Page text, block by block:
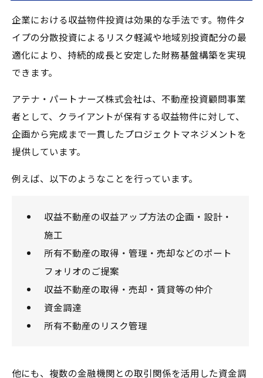
企業における収益物件投資は効果的な手法です。物件タ
イプの分散投資によるリスク軽減や地域別投資配分の最
適化により、持続的成長と安定した財務基盤構築を実現
できます。
アテナ・パートナーズ株式会社は、不動産投資顧問事業
者として、クライアントが保有する収益物件に対して、
企画から完成まで一貫したプロジェクトマネジメントを
提供しています。
例えば、以下のようなことを行っています。
収益不動産の収益アップ方法の企画・設計・
施工
所有不動産の取得・管理・売却などのポート
フォリオのご提案
収益不動産の取得・売却・賃貸等の仲介
資金調達
所有不動産のリスク管理
他にも、複数の金融機関との取引関係を活用した資金調